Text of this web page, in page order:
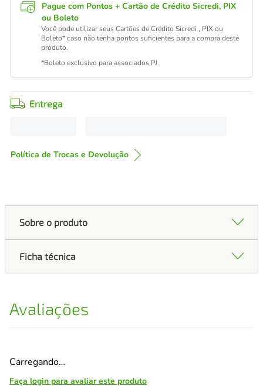
Pague com Pontos + Cartão de Crédito Sicredi, PIX
ou Boleto
Você pode utilizar seus Cartões de Crédito Sicredi , PIX ou
Boleto* caso não tenha pontos suficientes para a compra deste
produto.
*Boleto exclusivo para associados PJ
Entrega
Política de Trocas e Devolução
Sobre o produto
Ficha técnica
Avaliações
Carregando…
Faça login para avaliar este produto